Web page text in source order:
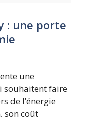
: une porte
une
souhaitent faire
de l’énergie
son coût